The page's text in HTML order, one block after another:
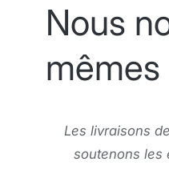
Nous
mêmes
Les livraisons
soutenons les